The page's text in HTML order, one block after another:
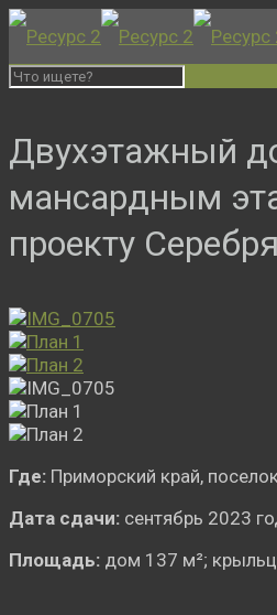
Двухэтажный
мансардным
проекту
Где: Приморский край,
Дата сдачи: сентябрь 2023
Площадь: дом 137 м²;